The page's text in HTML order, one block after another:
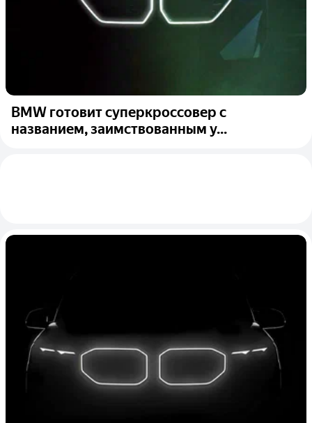
BMW готовит суперкроссовер с
названием, заимствованным у...